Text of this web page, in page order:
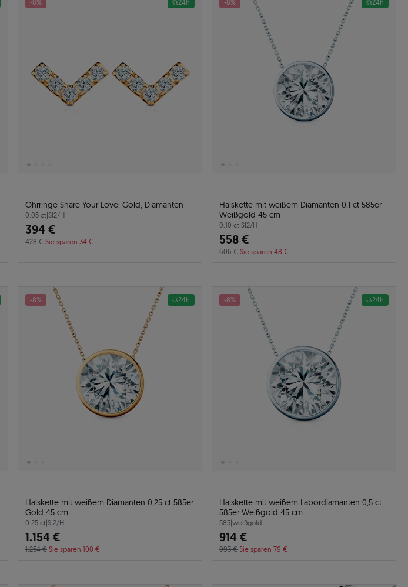
-8% 24h
Ohrringe Share Your Love: Gold, Diamanten
0.05 ct|SI2/H
394 €
428 € Sie sparen 34 €
-8% 24h
Halskette mit weißem Diamanten 0,1 ct 585er
Weißgold 45 cm
0.10 ct|SI2/H
558 €
606 € Sie sparen 48 €
-8% 24h
Halskette mit weißem Diamanten 0,25 ct 585er
Gold 45 cm
0.25 ct|SI2/H
1.154 €
1.254 € Sie sparen 100 €
-8% 24h
Halskette mit weißem Labordiamanten 0,5 ct
585er Weißgold 45 cm
585|weißgold
914 €
993 € Sie sparen 79 €